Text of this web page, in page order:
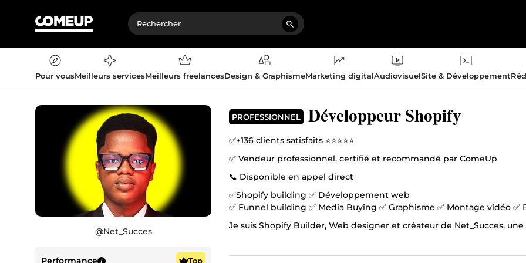
Pour vousMeilleurs servicesMeilleurs freelancesDesign & GraphismeMarketing digitalAudiovisuelSite & Développement
@Net_Succes
Performance
Top
PROFESSIONNEL Développeur Shopify
✅+136 clients satisfaits ⭐⭐⭐⭐⭐
✅ Vendeur professionnel, certifié et recommandé par ComeUp
📞 Disponible en appel direct
✅Shopify building ✅ Développement web
Je suis Shopify Builder, Web designer et créateur de Net_Succes,
sommes en mesure de vous accompagner à atteindre vos objectifs.